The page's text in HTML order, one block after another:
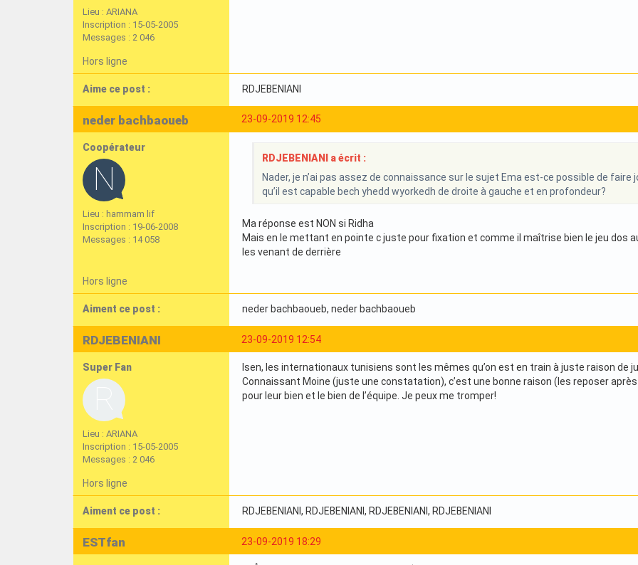
Lieu : ARIANA
Inscription : 15-05-2005
Messages : 2 046
Hors ligne
Aime ce post : RDJEBENIANI
23-09-2019 12:45
neder bachbaoueb
Coopérateur
Lieu : hammam lif
Inscription : 19-06-2008
Messages : 14 058
RDJEBENIANI a écrit :
Nader, je n’ai pas assez de connaissance sur le sujet Ema est-ce possible de
qu’il est capable bech yhedd wyorkedh de droite à gauche et en profondeur?
Ma réponse est NON si Ridha
Mais en le mettant en pointe c juste pour fixation et comme il maîtrise bien le jeu dos
les venant de derrière
Hors ligne
Aiment ce post : neder bachbaoueb, neder bachbaoueb
23-09-2019 12:54
RDJEBENIANI
Super Fan
Lieu : ARIANA
Inscription : 15-05-2005
Messages : 2 046
Isen, les internationaux tunisiens sont les mêmes qu’on est en train à juste raison de
Connaissant Moine (juste une constatation), c’est une bonne raison (les reposer
pour leur bien et le bien de l’équipe. Je peux me tromper!
Hors ligne
Aiment ce post : RDJEBENIANI , RDJEBENIANI , RDJEBENIANI , RDJEBENIANI
23-09-2019 18:29
ESTfan